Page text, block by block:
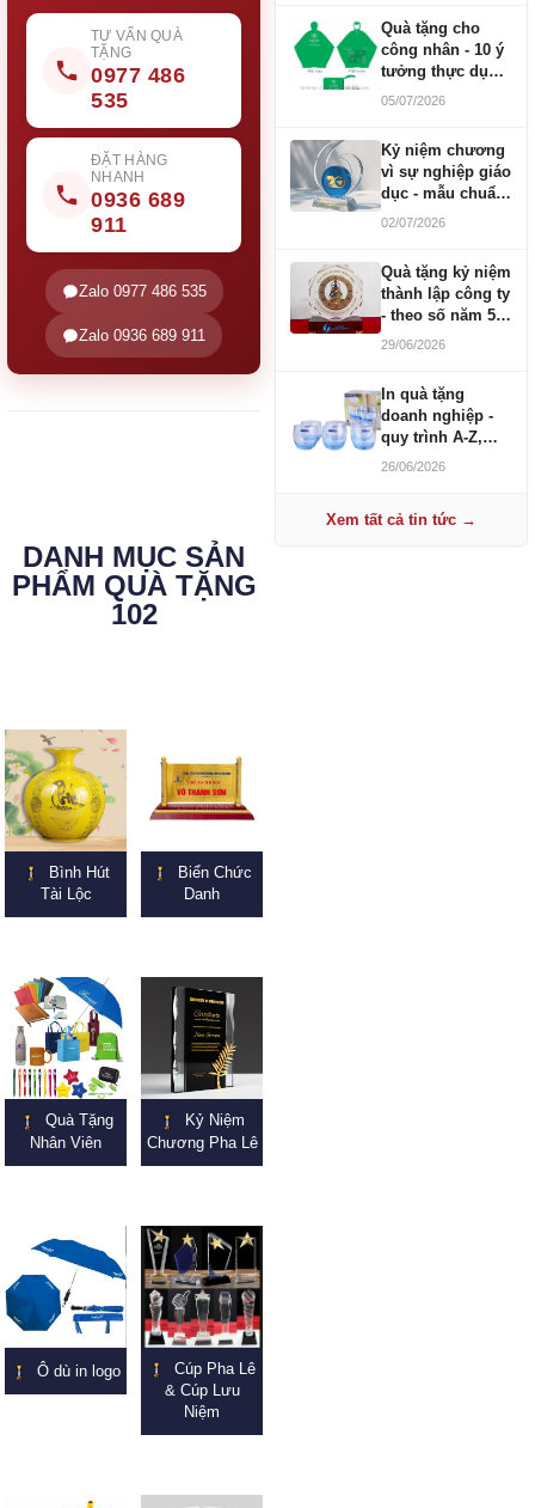
TƯ VẤN QUÀ
TẶNG
0977 486
535
ĐẶT HÀNG
NHANH
0936 689
911
Zalo 0977 486 535
Zalo 0936 689 911
DANH MỤC SẢN
PHẨM QUÀ TẶNG
102
Bình Hút
Tài Lộc
Biển Chức
Danh
Quà Tặng
Nhân Viên
Kỷ Niệm
Chương Pha Lê
Ô dù in logo
Cúp Pha Lê
& Cúp Lưu
Niệm
Quà tặng cho
công nhân - 10 ý
tưởng thực dụng
ngân sách 100-
05/07/2026
Kỷ niệm chương
vì sự nghiệp giáo
dục - mẫu chuẩn
2026
02/07/2026
Quà tặng kỷ niệm
thành lập công ty
- theo số năm 5,
10, 20, 30, 50
29/06/2026
In quà tặng
doanh nghiệp -
quy trình A-Z,
báo giá và thời
26/06/2026
Xem tất cả tin tức →